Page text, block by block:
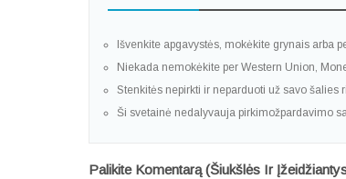
Išvenkite apgavystės, mokėkite grynais arba
Niekada nemokėkite per Western Union,
Stenkitės nepirkti ir neparduoti už savo šalies
Ši svetainė nedalyvauja pirkimožpardavimo
Palikite Komentarą (šiukšlės Ir